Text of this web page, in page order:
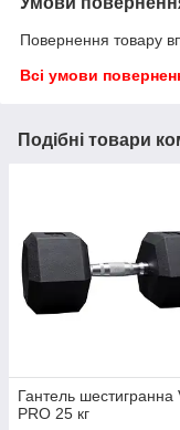
Повернення товару
Всі умови
Подібні товари
Гантель шестигранна
PRO 25 кг